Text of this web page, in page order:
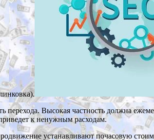
перехода. Высокая частность должна
к ненужным расходам.
устанавливают почасовую